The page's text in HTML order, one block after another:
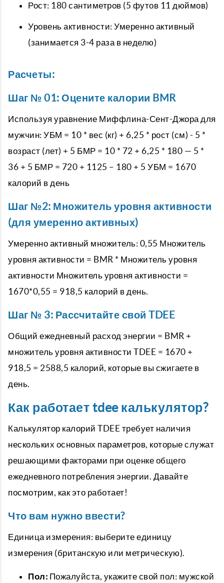
Рост: 180 сантиметров (5 футов 11 дюймов)
Уровень активности: Умеренно активный
(занимается 3-4 раза в неделю)
Расчеты:
Шаг № 01: Оцените калории BMR
Используя уравнение Миффлина-Сент-Джора для
мужчин: УБМ = 10 * вес (кг) + 6,25 * рост (см) - 5 *
возраст (лет) + 5 БМР = 10 * 72 + 6,25 * 180 — 5 *
36 + 5 БМР = 720 + 1125 – 180 + 5 УБМ = 1670
калорий в день
Шаг №2: Множитель уровня активности
(для умеренно активных)
Умеренно активный множитель: 0,55 Множитель
уровня активности = BMR * Множитель уровня
активности Множитель уровня активности =
1670*0,55 = 918,5 калорий в день.
Шаг № 3: Рассчитайте свой TDEE
Общий ежедневный расход энергии = BMR +
множитель уровня активности TDEE = 1670 +
918,5 = 2588,5 калорий, которые вы сжигаете в
день.
Как работает tdee калькулятор?
Калькулятор калорий TDEE требует наличия
нескольких основных параметров, которые служат
решающими факторами при оценке общего
ежедневного потребления энергии. Давайте
посмотрим, как это работает!
Что вам нужно ввести?
Единица измерения: выберите единицу
измерения (британскую или метрическую).
Пол: Пожалуйста, укажите свой пол: мужской